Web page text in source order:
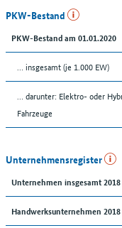
PKW-Bestand
PKW-Bestand am 01.01.2020
… insgesamt (je 1.000 EW)
… darunter: Elektro- oder
Fahrzeuge
Unternehmensregister
Unternehmen insgesamt 2018
Handwerksunternehmen